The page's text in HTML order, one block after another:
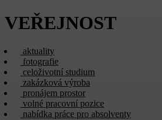
VEŘEJNOST
aktuality
fotografie
celoživotní studium
zakázková výroba
pronájem prostor
volné pracovní pozice
nabídka práce pro absolventy